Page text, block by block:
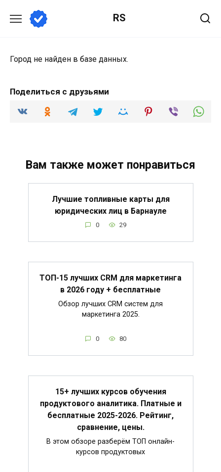
содержанию
RS
Город не найден в базе данных.
Поделиться с друзьями
Вам также может понравиться
Лучшие топливные карты для
юридических лиц в Барнауле
0 29
ТОП-15 лучших CRM для маркетинга
в 2026 году + бесплатные
Обзор лучших CRM систем для
маркетинга 2025.
0 80
15+ лучших курсов обучения
продуктового аналитика. Платные и
бесплатные 2025-2026. Рейтинг,
сравнение, цены.
В этом обзоре разберём ТОП онлайн-
курсов продуктовых